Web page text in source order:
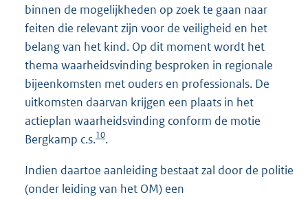
binnen de mogelijkheden op zoek te gaan naar
feiten die relevant zijn voor de veiligheid en het
belang van het kind. Op dit moment wordt het
thema waarheidsvinding besproken in regionale
bijeenkomsten met ouders en professionals. De
uitkomsten daarvan krijgen een plaats in het
actieplan waarheidsvinding conform de motie
Bergkamp c.s.10.
Indien daartoe aanleiding bestaat zal door de politie
(onder leiding van het OM) een